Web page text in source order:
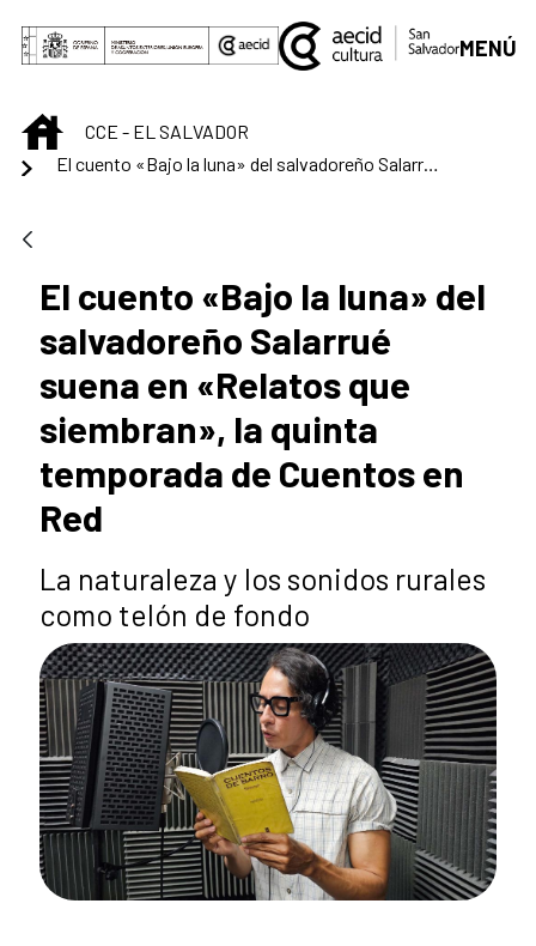
Saltar al contenido principal
MENÚ
INICIOCCE - EL SALVADOR
El cuento «Bajo la luna» del salvadoreño Salarrué suena en «Relatos que siembran», la quinta temporada de Cuentos en Red
El cuento «Bajo la luna» del
salvadoreño Salarrué
suena en «Relatos que
siembran», la quinta
temporada de Cuentos en
Red
La naturaleza y los sonidos rurales
como telón de fondo